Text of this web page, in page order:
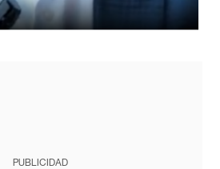
PUBLICIDAD